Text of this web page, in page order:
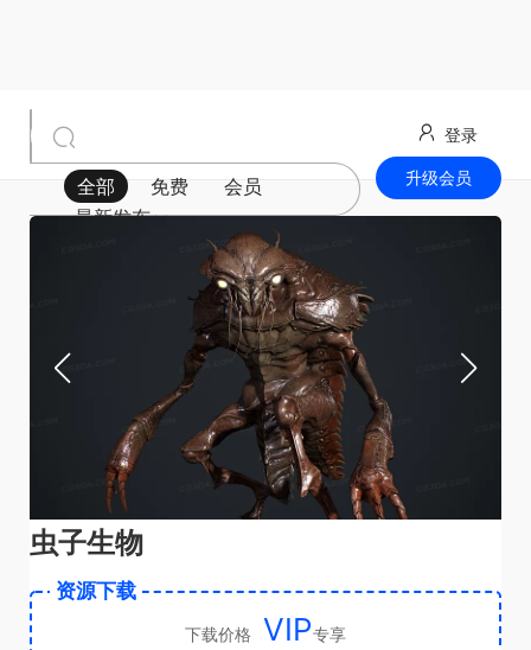
全部 免费
会员
最新发布
登录
升级会员
虫子生物
资源下载
下载价格 VIP专享